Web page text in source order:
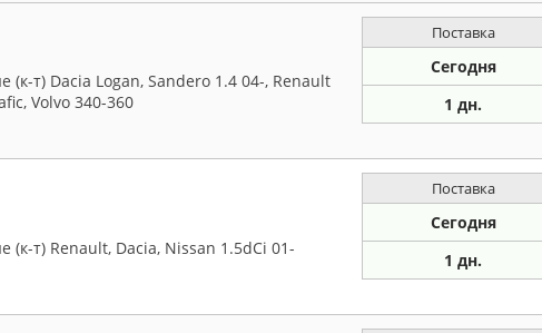
т) Dacia Logan, Sandero 1.4 04-, Renault
Volvo 340-360
Поставка
Сегодня
1 дн.
т) Renault, Dacia, Nissan 1.5dCi 01-
Поставка
Сегодня
1 дн.